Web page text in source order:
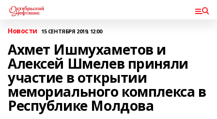
Новости 15 СЕНТЯБРЯ 2019, 12:00
Ахмет Ишмухаметов и
Алексей Шмелев приняли
участие в открытии
мемориального комплекса в
Республике Молдова